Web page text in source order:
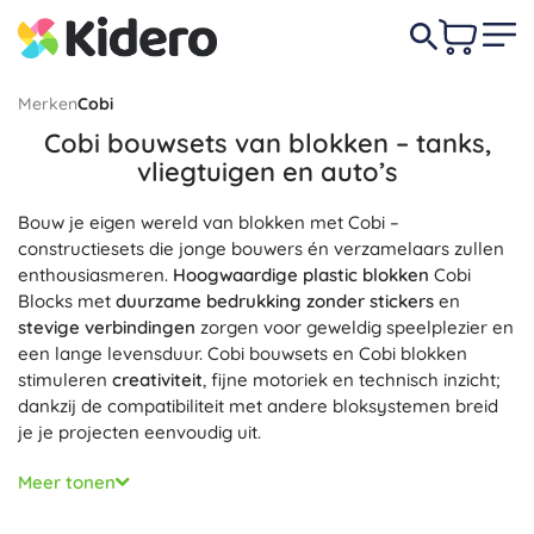
MerkenCobi
Cobi bouwsets van blokken – tanks,
vliegtuigen en auto’s
Bouw je eigen wereld van blokken met Cobi –
constructiesets die jonge bouwers én verzamelaars zullen
enthousiasmeren. Hoogwaardige plastic blokken Cobi
Blocks met duurzame bedrukking zonder stickers en
stevige verbindingen zorgen voor geweldig speelplezier en
een lange levensduur. Cobi bouwsets en Cobi blokken
stimuleren creativiteit, fijne motoriek en technisch inzicht;
dankzij de compatibiliteit met andere bloksystemen breid
je je projecten eenvoudig uit.
In het assortiment vind je
beroemdetanks op schaal 1:35
Meer tonen